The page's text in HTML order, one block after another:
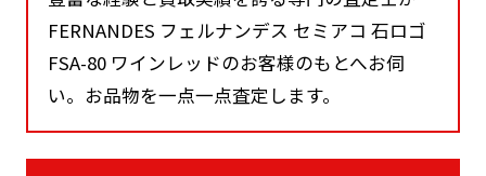
FERNANDES フェルナンデス セミアコ 石ロゴ
FSA-80 ワインレッドのお客様のもとへお伺
い。お品物を一点一点査定します。